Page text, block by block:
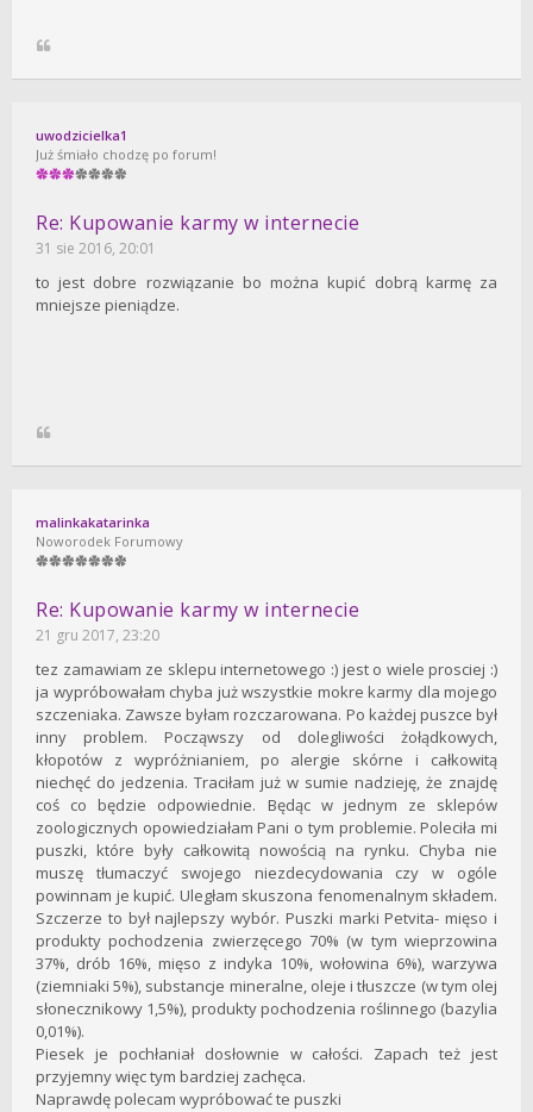
uwodzicielka1
Już śmiało chodzę po forum!
Re: Kupowanie karmy w internecie
31 sie 2016, 20:01
to jest dobre rozwiązanie bo można kupić dobrą karmę za
mniejsze pieniądze.
malinkakatarinka
Noworodek Forumowy
Re: Kupowanie karmy w internecie
21 gru 2017, 23:20
tez zamawiam ze sklepu internetowego :) jest o wiele prosciej :)
ja wypróbowałam chyba już wszystkie mokre karmy dla mojego
szczeniaka. Zawsze byłam rozczarowana. Po każdej puszce był
inny problem. Począwszy od dolegliwości żołądkowych,
kłopotów z wypróżnianiem, po alergie skórne i całkowitą
niechęć do jedzenia. Traciłam już w sumie nadzieję, że znajdę
coś co będzie odpowiednie. Będąc w jednym ze sklepów
zoologicznych opowiedziałam Pani o tym problemie. Poleciła mi
puszki, które były całkowitą nowością na rynku. Chyba nie
muszę tłumaczyć swojego niezdecydowania czy w ogóle
powinnam je kupić. Uległam skuszona fenomenalnym składem.
Szczerze to był najlepszy wybór. Puszki marki Petvita- mięso i
produkty pochodzenia zwierzęcego 70% (w tym wieprzowina
37%, drób 16%, mięso z indyka 10%, wołowina 6%), warzywa
(ziemniaki 5%), substancje mineralne, oleje i tłuszcze (w tym olej
słonecznikowy 1,5%), produkty pochodzenia roślinnego (bazylia
0,01%).
Piesek je pochłaniał dosłownie w całości. Zapach też jest
przyjemny więc tym bardziej zachęca.
Naprawdę polecam wypróbować te puszki